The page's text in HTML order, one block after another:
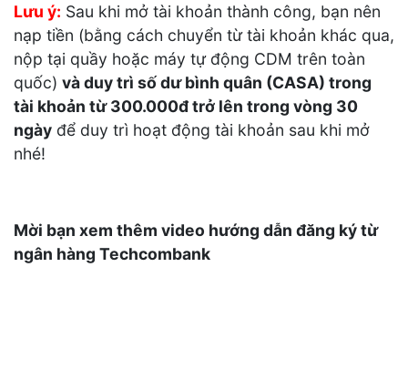
Lưu ý: Sau khi mở tài khoản thành công, bạn nên
nạp tiền (bằng cách chuyển từ tài khoản khác qua,
nộp tại quầy hoặc máy tự động CDM trên toàn
quốc) và duy trì số dư bình quân (CASA) trong
tài khoản từ 300.000đ trở lên trong vòng 30
ngày để duy trì hoạt động tài khoản sau khi mở
nhé!
Mời bạn xem thêm video hướng dẫn đăng ký từ
ngân hàng Techcombank